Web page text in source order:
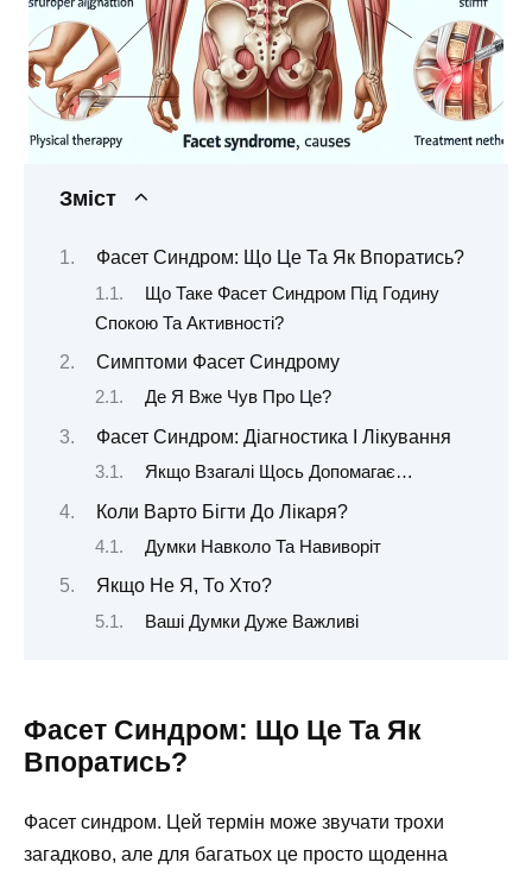
Зміст
Фасет Синдром: Що Це Та Як Впоратись?
Що Таке Фасет Синдром Під Годину
Спокою Та Активності?
Симптоми Фасет Синдрому
Де Я Вже Чув Про Це?
Фасет Синдром: Діагностика І Лікування
Якщо Взагалі Щось Допомагає…
Коли Варто Бігти До Лікаря?
Думки Навколо Та Навиворіт
Якщо Не Я, То Хто?
Ваші Думки Дуже Важливі
Фасет Синдром: Що Це Та Як
Впоратись?
Фасет синдром. Цей термін може звучати трохи
загадково, але для багатьох це просто щоденна